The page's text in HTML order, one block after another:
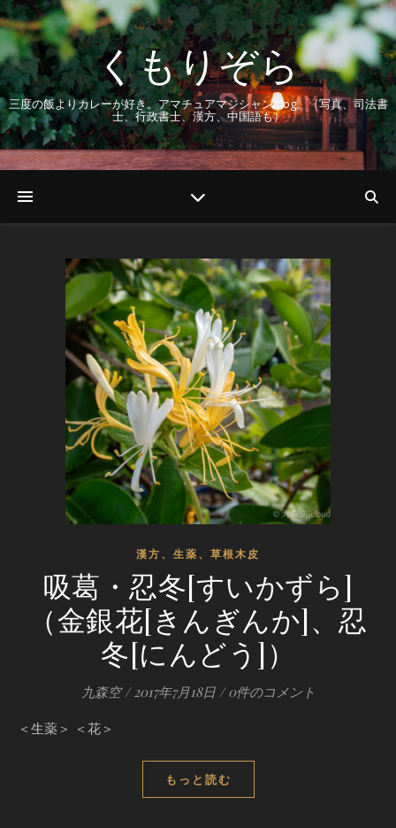
くもりぞら
三度の飯よりカレーが好き。アマチュアマジシャンBlog。（写真、司法書
士、行政書士、漢方、中国語も）
漢方、生薬、草根木皮
吸葛・忍冬[すいかずら]
（金銀花[きんぎんか]、忍
冬[にんどう]）
九森空 / 2017年7月18日 / 0件のコメント
＜生薬＞ ＜花＞
もっと読む